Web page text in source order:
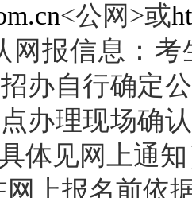
<公网>或
网报信息：考
办自行确定
办理现场确
体见网上通
网上报名前依